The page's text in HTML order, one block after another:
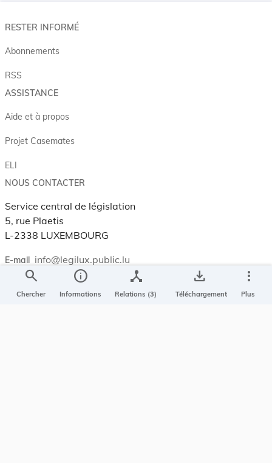
search
Chercher
info
Informations
device_hub
Relations (3)
save_alt
Téléchargement
more_vert
Plus
RESTER INFORMÉ
Abonnements
RSS
ASSISTANCE
Aide et à propos
Projet Casemates
ELI
NOUS CONTACTER
Service central de législation
5, rue Plaetis
L-2338 LUXEMBOURG
E-mail info@legilux.public.lu
My LegiBox , votre espace personnel.